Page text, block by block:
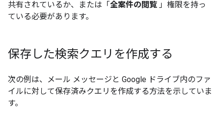
共有されているか、または「全案件の閲覧 」権限を持っ
ている必要があります。
保存した検索クエリを作成する
次の例は、メール メッセージと Google ドライブ内のファ
イルに対して保存済みクエリを作成する方法を示していま
す。